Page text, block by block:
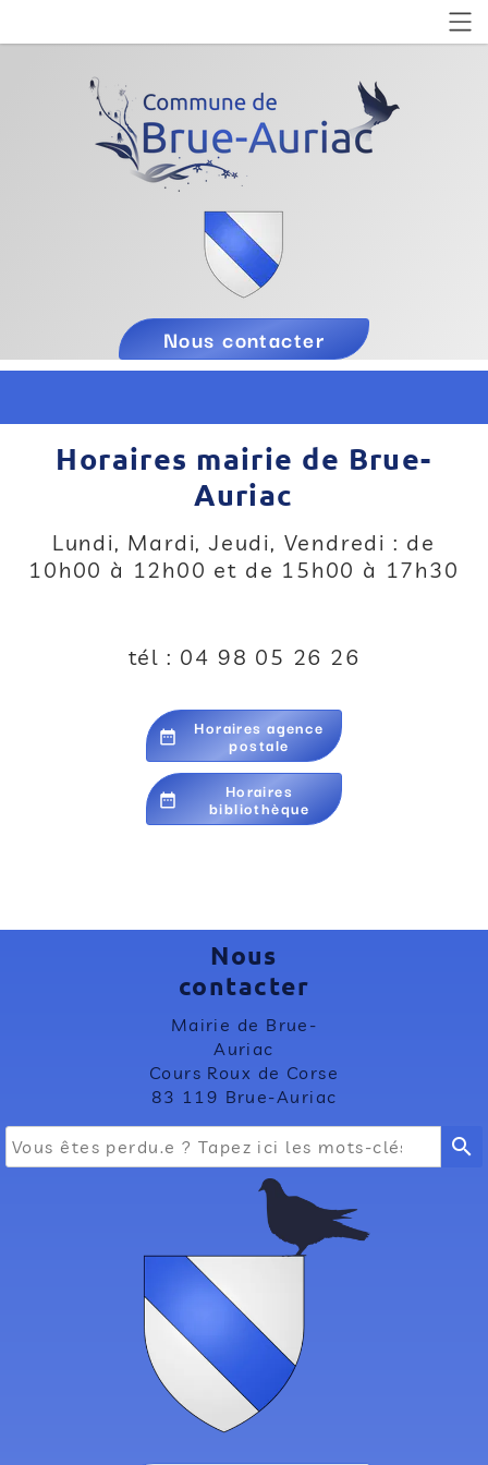
Nous contacter
Horaires mairie de Brue-
Auriac
Lundi, Mardi, Jeudi, Vendredi : de
10h00 à 12h00 et de 15h00 à 17h30
tél : 04 98 05 26 26
date_range Horaires agence
postale
date_range Horaires
bibliothèque
Nous
contacter
Mairie de Brue-
Auriac
Cours Roux de Corse
83 119 Brue-Auriac
search